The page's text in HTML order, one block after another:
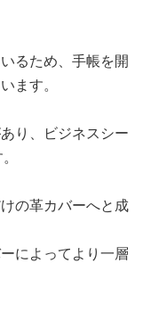
るため、手帳を開
ます。
り、ビジネスシー
の革カバーへと成
によってより一層